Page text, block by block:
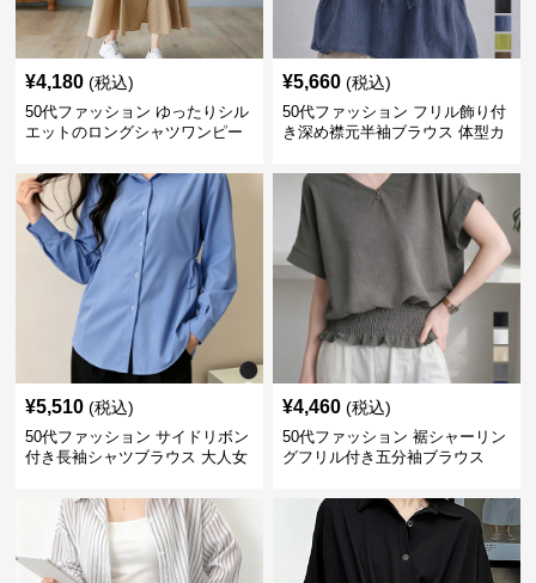
¥4,180 (税込)
50代ファッション ゆったりシル
エットのロングシャツワンピー
¥5,660 (税込)
50代ファッション フリル飾り付
き深め襟元半袖ブラウス 体型カ
¥5,510 (税込)
50代ファッション サイドリボン
付き長袖シャツブラウス 大人女
¥4,460 (税込)
50代ファッション 裾シャーリン
グフリル付き五分袖ブラウス